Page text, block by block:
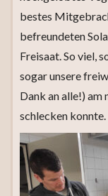
bestes
befreundeten
Freisaat. So viel,
sogar unsere
Dank an alle!) am
schlecken konnte.